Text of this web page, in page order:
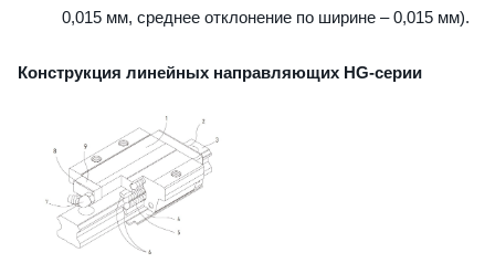
0,015 мм, среднее отклонение по ширине – 0,015 мм).
Конструкция линейных направляющих HG-серии